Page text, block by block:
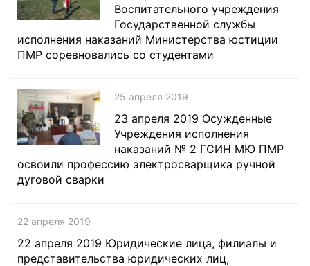
Воспитательного учреждения
Государственной службы
исполнения наказаний Министерства юстиции
ПМР соревновались со студентами
25 апреля 2019
23 апреля 2019 Осужденные
Учреждения исполнения
наказаний № 2 ГСИН МЮ ПМР
освоили профессию электросварщика ручной
дуговой сварки
22 апреля 2019
22 апреля 2019 Юридические лица, филиалы и
представительства юридических лиц,